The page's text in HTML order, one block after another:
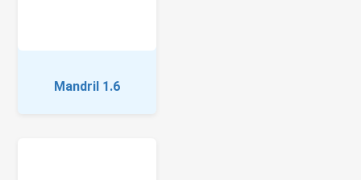
Mandril 1.6